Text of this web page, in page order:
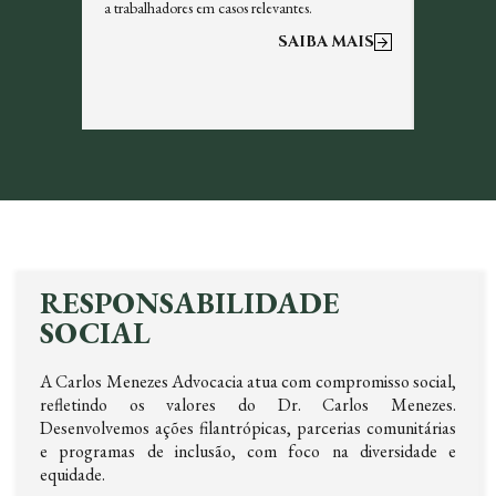
a trabalhadores em casos relevantes.
SAIBA MAIS
RESPONSABILIDADE
SOCIAL
A Carlos Menezes Advocacia atua com compromisso social,
refletindo os valores do Dr. Carlos Menezes.
Desenvolvemos ações filantrópicas, parcerias comunitárias
e programas de inclusão, com foco na diversidade e
equidade.